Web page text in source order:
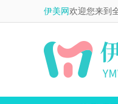
伊美网欢迎您来到